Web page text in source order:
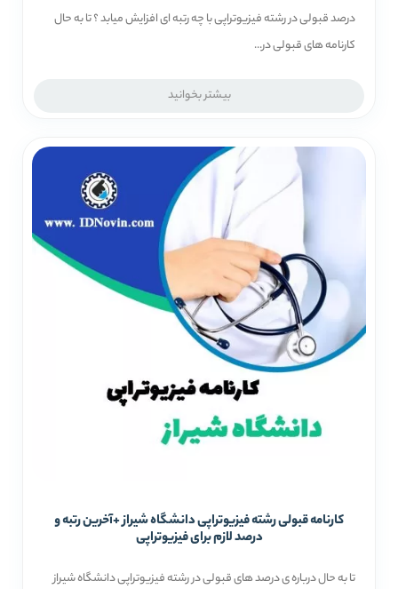
درصد قبولی در رشته فیزیوتراپی با چه رتبه ای افزایش میابد ؟ تا به حال
کارنامه های قبولی در...
بیشتر بخوانید
کارنامه قبولی رشته فیزیوتراپی دانشگاه شیراز +آخرین رتبه و
درصد لازم برای فیزیوتراپی
تا به حال درباره ی درصد های قبولی در رشته فیزیوتراپی دانشگاه شیراز